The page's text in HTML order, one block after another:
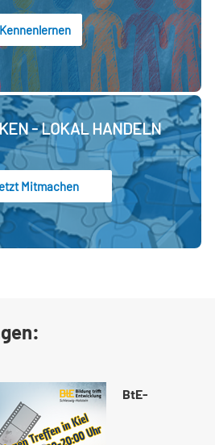
Kennenlernen
- LOKAL HANDELN
Mitmachen
BtE-